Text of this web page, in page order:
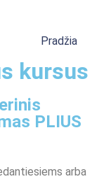
Pradžia
kursus
PLIUS
arba